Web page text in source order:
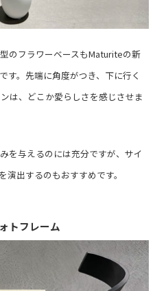
のフラワーベースもMaturiteの新
す。先端に角度がつき、下に行く
は、どこか愛らしさを感じさせま
を与えるのには充分ですが、サイ
演出するのもおすすめです。
トフレーム